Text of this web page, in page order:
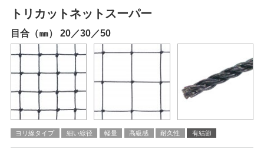
トリカットネットスーパー
目合（㎜） 20／30／50
ヨリ線タイプ 細い線径 軽量 高級感 耐久性 有結節